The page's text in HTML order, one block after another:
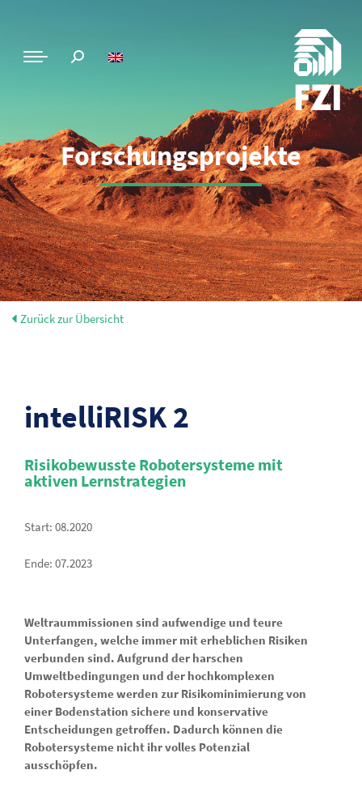
Forschungsprojekte
Zurück zur Übersicht
intelliRISK 2
Risikobewusste Robotersysteme mit
aktiven Lernstrategien
Start: 08.2020
Ende: 07.2023
Weltraummissionen sind aufwendige und teure
Unterfangen, welche immer mit erheblichen Risiken
verbunden sind. Aufgrund der harschen
Umweltbedingungen und der hochkomplexen
Robotersysteme werden zur Risikominimierung von
einer Bodenstation sichere und konservative
Entscheidungen getroffen. Dadurch können die
Robotersysteme nicht ihr volles Potenzial
ausschöpfen.